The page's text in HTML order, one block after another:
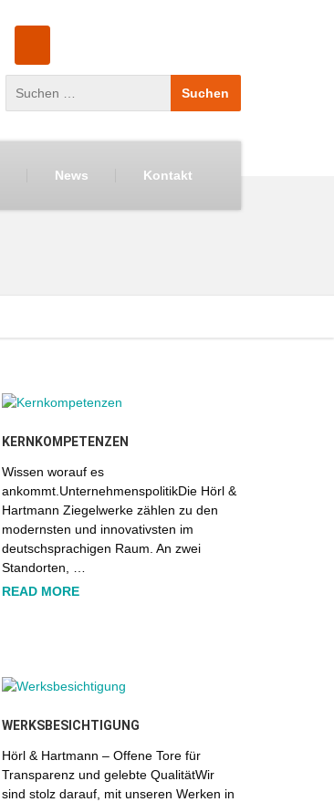
News Kontakt
KERNKOMPETENZEN
Wissen worauf es
ankommt.UnternehmenspolitikDie Hörl &
Hartmann Ziegelwerke zählen zu den
modernsten und innovativsten im
deutschsprachigen Raum. An zwei
Standorten, …
READ MORE
WERKSBESICHTIGUNG
Hörl & Hartmann – Offene Tore für
Transparenz und gelebte QualitätWir
sind stolz darauf, mit unseren Werken in